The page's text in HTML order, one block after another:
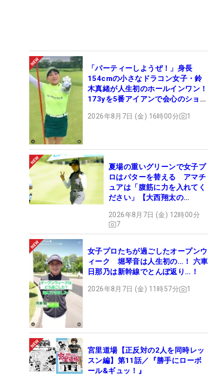
「パーティーしようぜ！」身長
154cmの小さなドラコン女子・鈴
木真緒が人生初のホールインワン！
173yを5番アイアンで会心のショッ
2026年8月7日 (金) 16時00分 1
夏場の重いグリーンで女子プ
ロはパターを替える アマチ
ュアは「腹筋に力を入れてく
ださい」【大西翔太の
2026年8月7日 (金) 12時00分
7
女子プロたちが過ごしたオープンウ
ィーク 堀琴音は人生初の…！ 六車
日那乃は新幹線でとんぼ返り…！
2026年8月7日 (金) 11時57分 1
宮里道場【正反対の2人を同時レッ
スン編】第11話／『勝手にローボ
ール&ギュッ！』